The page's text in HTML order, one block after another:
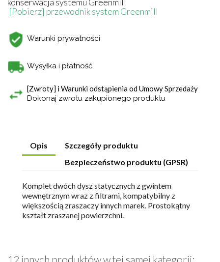
[Pobierz] przewodnik system Greenmill
Warunki prywatności
Wysyłka i płatność
[Zwroty] i Warunki odstąpienia od Umowy Sprzedaży
Dokonaj zwrotu zakupionego produktu
Opis
Szczegóły produktu
Bezpieczeństwo produktu (GPSR)
Komplet dwóch dysz statycznych z gwintem
wewnętrznym wraz z filtrami, kompatybilny z
większością zraszaczy innych marek. Prostokątny
kształt zraszanej powierzchni.
12 innych produktów w tej samej kategorii: